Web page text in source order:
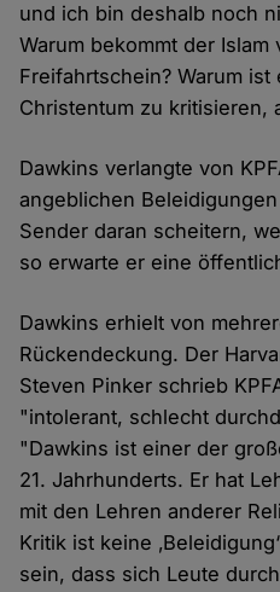
und ich bin deshalb noch
Warum bekommt der Islam
Freifahrtschein? Warum
Christentum zu kritisieren,
Dawkins verlangte von
angeblichen
Sender daran scheitern,
so erwarte er eine
Dawkins erhielt von
Rückendeckung. Der
Steven Pinker schrieb
"intolerant, schlecht
"Dawkins ist einer der
21. Jahrhunderts. Er hat
mit den Lehren anderer
Kritik ist keine
sein, dass sich Leute